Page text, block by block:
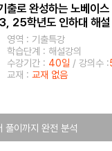
출로 완성하는 노베이
25학년도 인하대 해설
영역 : 기출특강
학습단계 : 해설강의
수강기간 : 40일 / 강의수 :
교재 :교재 없음
풀이까지 완전 분석